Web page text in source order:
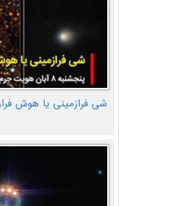
شی فرازمینی یا هوش